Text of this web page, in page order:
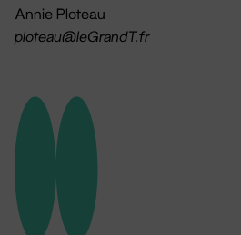
Annie Ploteau
ploteau@leGrandT.fr